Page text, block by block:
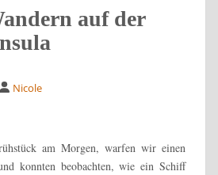
auf der
Nicole
am Morgen, warfen wir einen
konnten beobachten, wie ein Schiff